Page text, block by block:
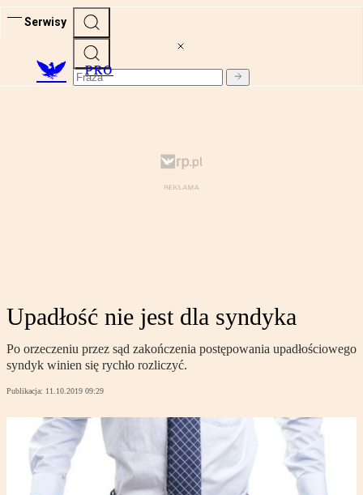
Serwisy
PRO
Upadłość nie jest dla syndyka
Po orzeczeniu przez sąd zakończenia postępowania upadłościowego
syndyk winien się rychło rozliczyć.
Publikacja: 11.10.2019 09:29